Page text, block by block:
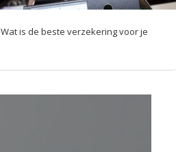
l
a
i
Wat is de beste verzekering voor je